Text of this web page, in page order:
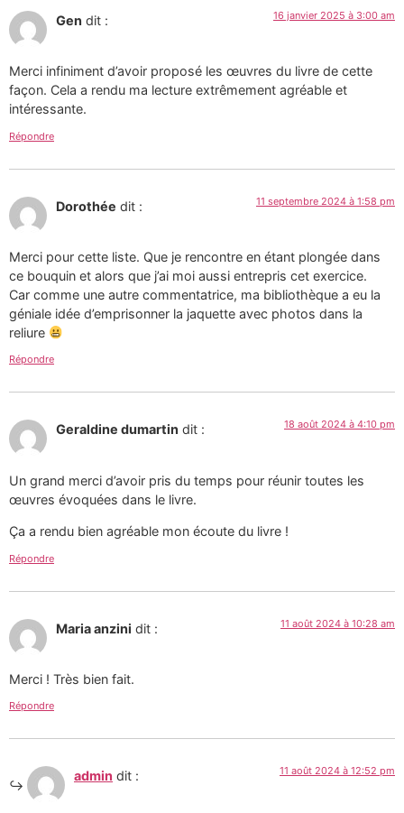
Gen dit : 16 janvier 2025 à 3:00 am
Merci infiniment d’avoir proposé les œuvres du livre de cette
façon. Cela a rendu ma lecture extrêmement agréable et
intéressante.
Répondre
Dorothée dit : 11 septembre 2024 à 1:58 pm
Merci pour cette liste. Que je rencontre en étant plongée dans
ce bouquin et alors que j’ai moi aussi entrepris cet exercice.
Car comme une autre commentatrice, ma bibliothèque a eu la
géniale idée d’emprisonner la jaquette avec photos dans la
reliure
Répondre
Geraldine dumartin dit : 18 août 2024 à 4:10 pm
Un grand merci d’avoir pris du temps pour réunir toutes les
œuvres évoquées dans le livre.
Ça a rendu bien agréable mon écoute du livre !
Répondre
Maria anzini dit : 11 août 2024 à 10:28 am
Merci ! Très bien fait.
Répondre
admin dit : 11 août 2024 à 12:52 pm